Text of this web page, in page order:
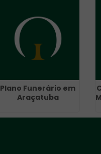
Plano Funerário em
Araçatuba